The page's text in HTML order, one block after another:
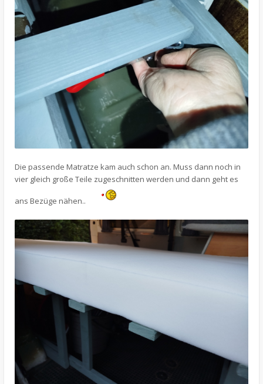
Die passende Matratze kam auch schon an. Muss dann noch in
vier gleich große Teile zugeschnitten werden und dann geht es
ans Bezüge nähen..